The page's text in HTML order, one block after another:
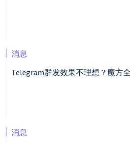
消息
Telegram群发效果不理想？魔方
消息